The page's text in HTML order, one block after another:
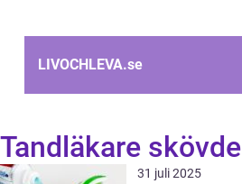
LIVOCHLEVA.se
Tandläkare skövde
31 juli 2025